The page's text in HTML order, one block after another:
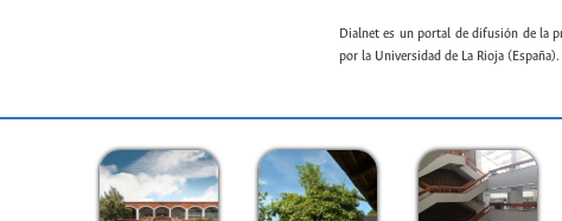
Dialnet es un portal de difusión de la
por la Universidad de La Rioja (España).